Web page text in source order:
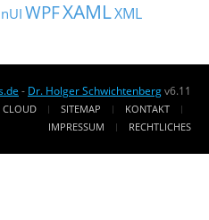
WPFXAMLXML
- Dr. Holger Schwichtenbergv6.11
CLOUD SITEMAP
KONTAKT
IMPRESSUM
RECHTLICHES